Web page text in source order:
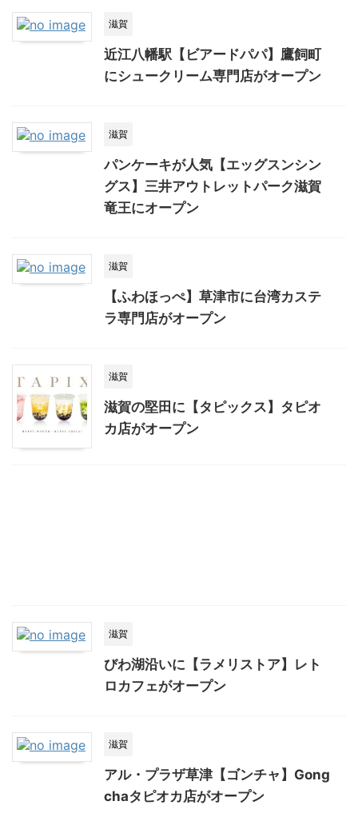
滋賀
近江八幡駅【ビアードパパ】鷹飼町
にシュークリーム専門店がオープン
滋賀
パンケーキが人気【エッグスンシン
グス】三井アウトレットパーク滋賀
竜王にオープン
滋賀
【ふわほっぺ】草津市に台湾カステ
ラ専門店がオープン
滋賀
滋賀の堅田に【タピックス】タピオ
カ店がオープン
滋賀
びわ湖沿いに【ラメリストア】レト
ロカフェがオープン
滋賀
アル・プラザ草津【ゴンチャ】Gong
chaタピオカ店がオープン